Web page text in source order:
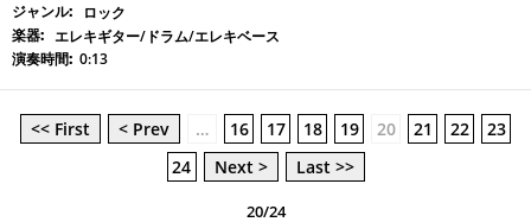
ロック
エレキギター/ドラム/エレキベース
0:13
<< First < Prev … 16 17 18 19 20 21 22
23
24
Next > Last >>
20/24